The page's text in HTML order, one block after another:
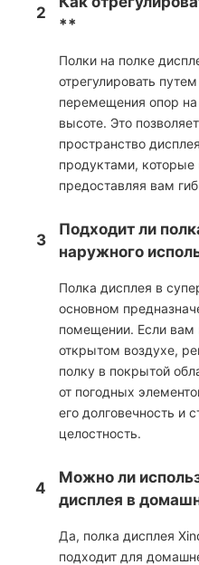
2
**
Полки на полке
отрегулировать
перемещения опор
высоте. Это
пространство
продуктами,
предоставляя вам
3
Подходит ли
наружного
Полка дисплея в
основном
помещении. Если вам
открытом воздухе,
полку в покрытой
от погодных
его долговечность и
целостность.
4
Можно ли
дисплея в
Да, полка дисплея
подходит для